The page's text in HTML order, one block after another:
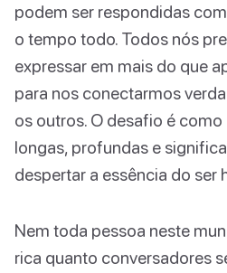
podem ser respondidas
o tempo todo. Todos nós
expressar em mais do que
para nos conectarmos
os outros. O desafio é
longas, profundas e
despertar a essência do ser
Nem toda pessoa neste
rica quanto conversadores